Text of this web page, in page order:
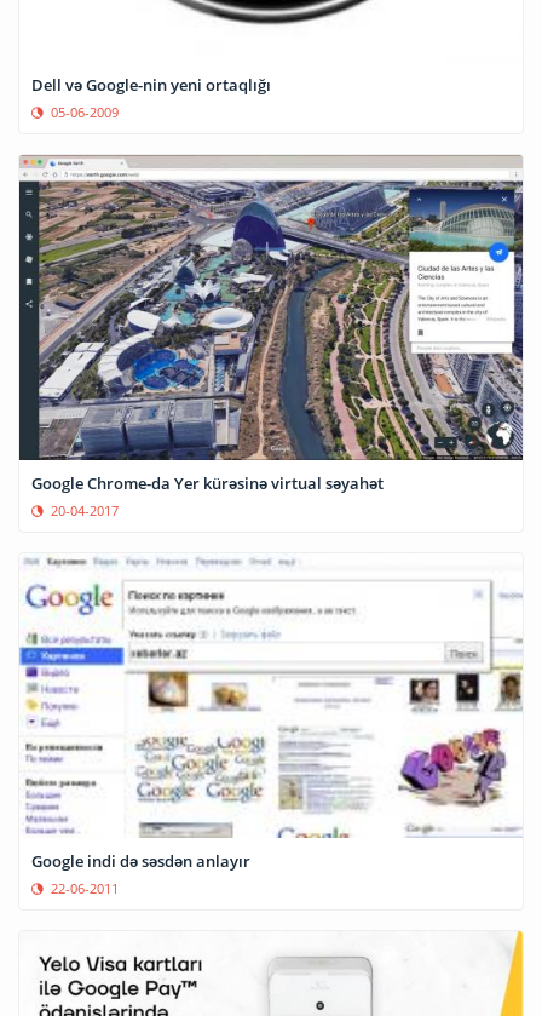
Dell və Google-nin yeni ortaqlığı
05-06-2009
Google Chrome-da Yer kürəsinə virtual səyahət
20-04-2017
Google indi də səsdən anlayır
22-06-2011